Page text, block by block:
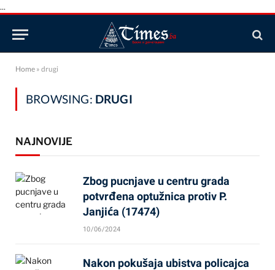
...
Home » drugi
BROWSING: DRUGI
NAJNOVIJE
Zbog pucnjave u centru grada
potvrđena optužnica protiv P.
Janjića (17474)
10/06/2024
Nakon pokušaja ubistva policajca